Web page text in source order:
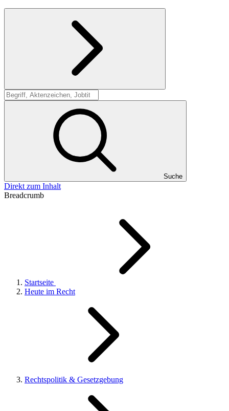
Suche
Suche
Direkt zum Inhalt
Breadcrumb
Startseite
Heute im Recht
Rechtspolitik & Gesetzgebung